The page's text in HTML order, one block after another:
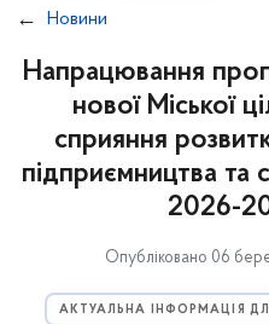
Новини
Напрацювання
нової Міської
сприяння
підприємництва та
2026-
Опубліковано 06
АКТУАЛЬНА ІНФОРМАЦІЯ